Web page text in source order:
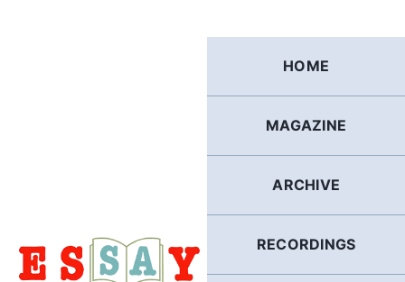
HOME
MAGAZINE
ARCHIVE
RECORDINGS